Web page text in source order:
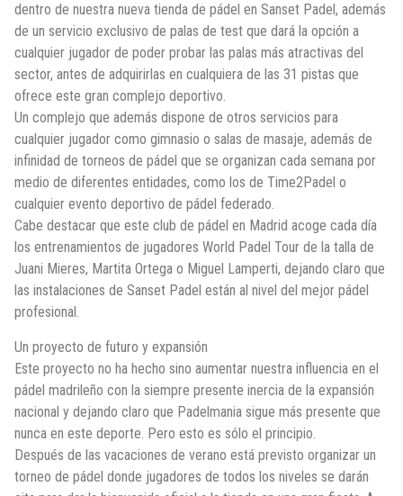
dentro de nuestra nueva tienda de pádel en Sanset Padel, además
de un servicio exclusivo de palas de test que dará la opción a
cualquier jugador de poder probar las palas más atractivas del
sector, antes de adquirirlas en cualquiera de las 31 pistas que
ofrece este gran complejo deportivo.
Un complejo que además dispone de otros servicios para
cualquier jugador como gimnasio o salas de masaje, además de
infinidad de torneos de pádel que se organizan cada semana por
medio de diferentes entidades, como los de Time2Padel o
cualquier evento deportivo de pádel federado.
Cabe destacar que este club de pádel en Madrid acoge cada día
los entrenamientos de jugadores World Padel Tour de la talla de
Juani Mieres, Martita Ortega o Miguel Lamperti, dejando claro que
las instalaciones de Sanset Padel están al nivel del mejor pádel
profesional.
Un proyecto de futuro y expansión
Este proyecto no ha hecho sino aumentar nuestra influencia en el
pádel madrileño con la siempre presente inercia de la expansión
nacional y dejando claro que Padelmania sigue más presente que
nunca en este deporte. Pero esto es sólo el principio.
Después de las vacaciones de verano está previsto organizar un
torneo de pádel donde jugadores de todos los niveles se darán